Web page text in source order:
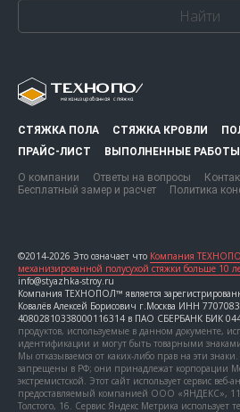
Найти
СТЯЖКА ПОЛА СТЯЖКА КРОВЛИ
ПРАЙС-ЛИСТ
ВЫПОЛНЕННЫЕ РАБОТЫ
О компании Ответы на вопросы
Бесплатный замер и расчет
Политика
©2014-2026 Это означает что Компания
механизированной полусухой стяжки больше 10
info@styazhka-stroy.ru
Компания ТЕХНОПОЛ™ является
Ковалёв Алексей Борисович г.Москва ИНН
40802810338000116314 в ПАО СБЕРБАНК БИК
продуктов, используемые в данном документе,
идентификации и могут быть товарными
Мы отказываемся от каких-либо прав на эти
запрещены в РФ; они принадлежат корпорации
экстремистской. Этот сайт использует сервис
предоставляемый компанией ООО «ЯНДЕКС»,
Толстого, 16. Сервис Яндекс Метрика использует